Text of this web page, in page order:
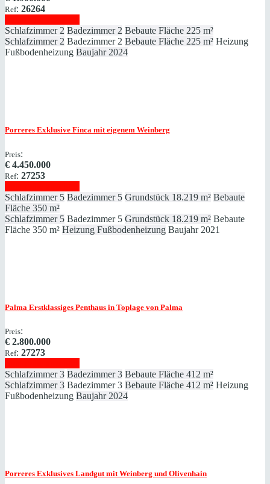
Ref: 26264
Schlafzimmer 2 Badezimmer 2 Bebaute Fläche 225 m²
Schlafzimmer 2 Badezimmer 2 Bebaute Fläche 225 m² Heizung
Fußbodenheizung Baujahr 2024
Porreres Exklusive Finca mit eigenem Weinberg
Preis:
€ 4.450.000
Ref: 27253
Schlafzimmer 5 Badezimmer 5 Grundstück 18.219 m² Bebaute
Fläche 350 m²
Schlafzimmer 5 Badezimmer 5 Grundstück 18.219 m² Bebaute
Fläche 350 m² Heizung Fußbodenheizung Baujahr 2021
Palma Erstklassiges Penthaus in Toplage von Palma
Preis:
€ 2.800.000
Ref: 27273
Schlafzimmer 3 Badezimmer 3 Bebaute Fläche 412 m²
Schlafzimmer 3 Badezimmer 3 Bebaute Fläche 412 m² Heizung
Fußbodenheizung Baujahr 2024
Porreres Exklusives Landgut mit Weinberg und Olivenhain